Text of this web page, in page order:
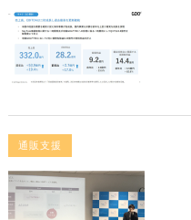
通販支援